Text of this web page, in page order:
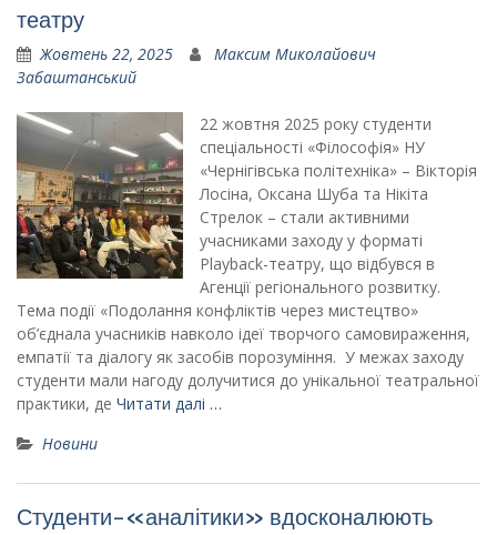
театру
Жовтень 22, 2025
Максим Миколайович
Забаштанський
22 жовтня 2025 року студенти
спеціальності «Філософія» НУ
«Чернігівська політехніка» – Вікторія
Лосіна, Оксана Шуба та Нікіта
Стрелок – стали активними
учасниками заходу у форматі
Playback-театру, що відбувся в
Агенції регіонального розвитку.
Тема події «Подолання конфліктів через мистецтво»
об’єднала учасників навколо ідеї творчого самовираження,
емпатії та діалогу як засобів порозуміння. У межах заходу
студенти мали нагоду долучитися до унікальної театральної
практики, де Читати далі …
Новини
Студенти-«аналітики» вдосконалюють